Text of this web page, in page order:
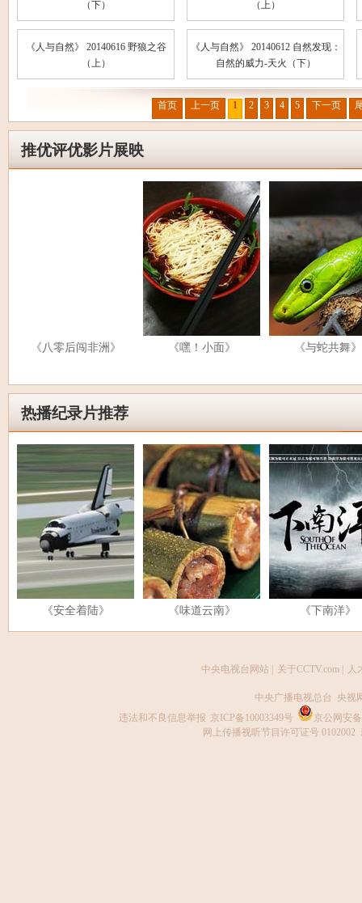
（下）
（上）
《人与自然》 20140616 野狼之谷
（上）
《人与自然》 20140612 自然发现：
自然的威力-天火（下）
首页 上一页 1 2 3 4 5 下一页
推优评优影片展映
《八零后闯非洲》 《嘿！小面》 《与蛇共舞》
热播纪录片推荐
《安全着陆》 《味道云南》 《下南洋》
中央电视台网站 关于CCTV.com 人
中央广播电视总台 央视
违法和不良信息举报 京ICP备10003349号
京公网安
网上传播视听节目许可证号 0102002